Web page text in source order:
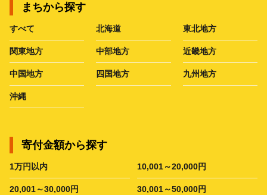
まちから探す
すべて 北海道 東北地方
関東地方 中部地方 近畿地方
中国地方 四国地方 九州地方
沖縄
寄付金額から探す
1万円以内 10,001～20,000円
20,001～30,000円 30,001～50,000円